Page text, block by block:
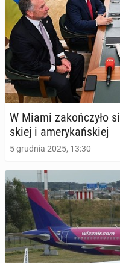
W Miami za­koń­czy­ło
skiej i ame­ry­kań­skiej
5 grudnia 2025, 13:30